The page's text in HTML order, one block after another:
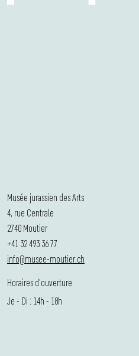
Musée jurassien des Arts
4, rue Centrale
2740 Moutier
+41 32 493 36 77
info@musee-moutier.ch
Horaires d'ouverture
Je - Di : 14h - 18h